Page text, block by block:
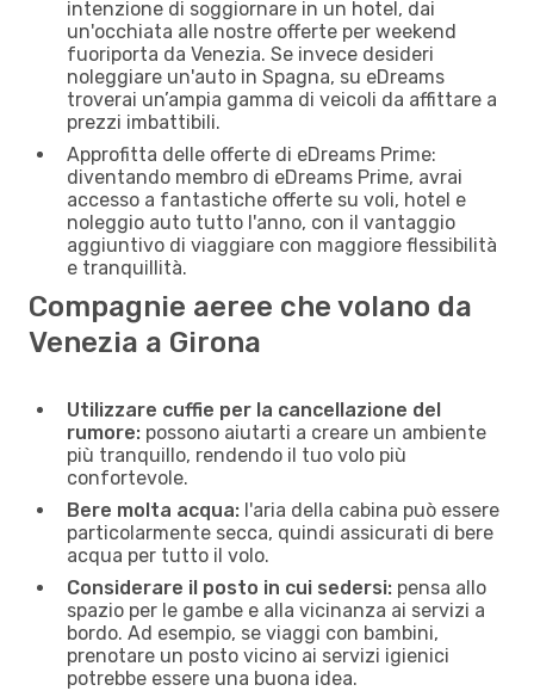
intenzione di soggiornare in un hotel, dai
un'occhiata alle nostre offerte per weekend
fuoriporta da Venezia. Se invece desideri
noleggiare un'auto in Spagna, su eDreams
troverai un’ampia gamma di veicoli da affittare a
prezzi imbattibili.
Approfitta delle offerte di eDreams Prime:
diventando membro di eDreams Prime, avrai
accesso a fantastiche offerte su voli, hotel e
noleggio auto tutto l'anno, con il vantaggio
aggiuntivo di viaggiare con maggiore flessibilità
e tranquillità.
Compagnie aeree che volano da
Venezia a Girona
Utilizzare cuffie per la cancellazione del
rumore: possono aiutarti a creare un ambiente
più tranquillo, rendendo il tuo volo più
confortevole.
Bere molta acqua: l'aria della cabina può essere
particolarmente secca, quindi assicurati di bere
acqua per tutto il volo.
Considerare il posto in cui sedersi: pensa allo
spazio per le gambe e alla vicinanza ai servizi a
bordo. Ad esempio, se viaggi con bambini,
prenotare un posto vicino ai servizi igienici
potrebbe essere una buona idea.